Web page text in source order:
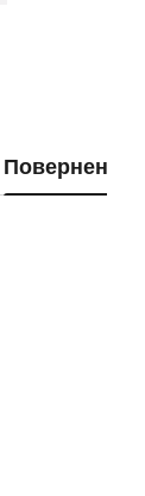
Повернення